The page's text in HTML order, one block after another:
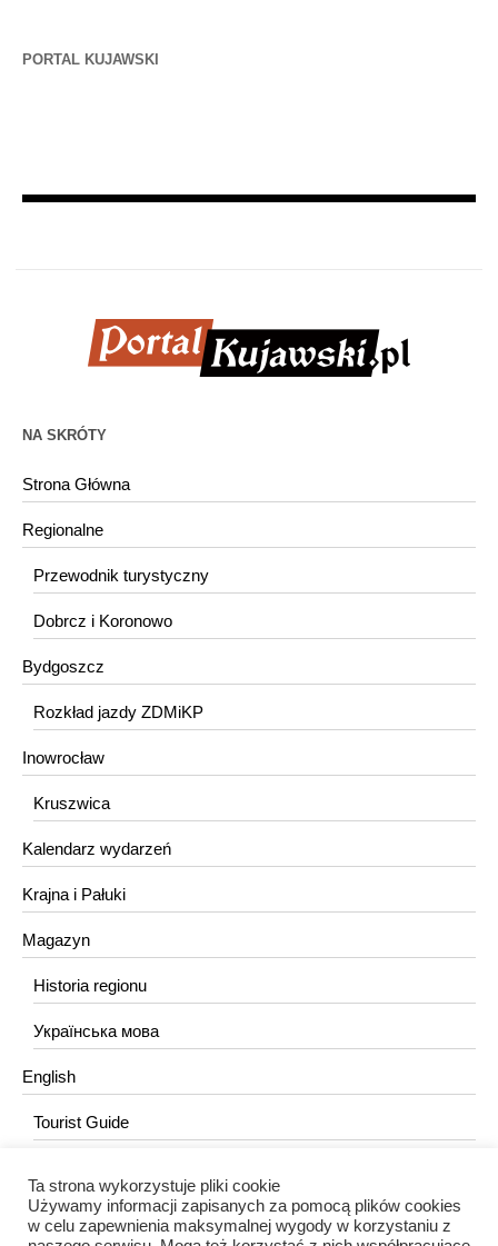
PORTAL KUJAWSKI
NA SKRÓTY
Strona Główna
Regionalne
Przewodnik turystyczny
Dobrcz i Koronowo
Bydgoszcz
Rozkład jazdy ZDMiKP
Inowrocław
Kruszwica
Kalendarz wydarzeń
Krajna i Pałuki
Magazyn
Historia regionu
Українська мова
English
Tourist Guide
KONTAKT
redakcja@portalkujawski.pl
Ta strona wykorzystuje pliki cookie
Używamy informacji zapisanych za pomocą plików cookies
w celu zapewnienia maksymalnej wygody w korzystaniu z